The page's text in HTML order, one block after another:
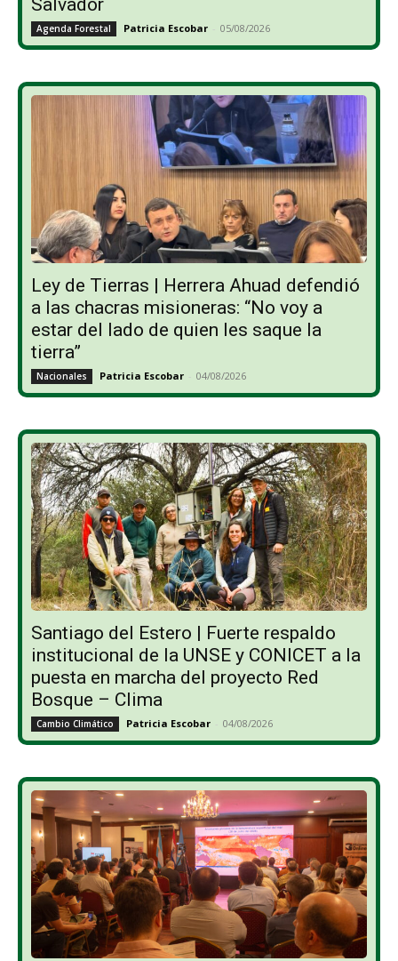
Salvador
Agenda Forestal Patricia Escobar - 05/08/2026
Ley de Tierras | Herrera Ahuad defendió
a las chacras misioneras: “No voy a
estar del lado de quien les saque la
tierra”
Nacionales Patricia Escobar - 04/08/2026
Santiago del Estero | Fuerte respaldo
institucional de la UNSE y CONICET a la
puesta en marcha del proyecto Red
Bosque – Clima
Cambio Climático Patricia Escobar - 04/08/2026